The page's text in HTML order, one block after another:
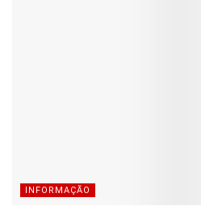
INFORMAÇÃO